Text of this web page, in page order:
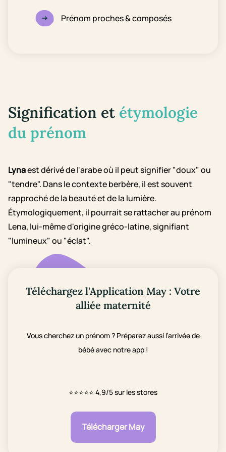
Prénom proches & composés
Signification et étymologie
du prénom
Lynaest dérivé de l'arabe où il peut signifier "doux" ou
"tendre". Dans le contexte berbère, il est souvent
rapproché de la beauté et de la lumière.
Étymologiquement, il pourrait se rattacher au prénom
Lena, lui-même d'origine gréco-latine, signifiant
"lumineux" ou "éclat".
Téléchargez l'Application May : Votre
alliée maternité
Vous cherchez un prénom ? Préparez aussi l’arrivée de
bébé avec notre app !
⭐⭐⭐⭐⭐ 4,9/5 sur les stores
Télécharger May